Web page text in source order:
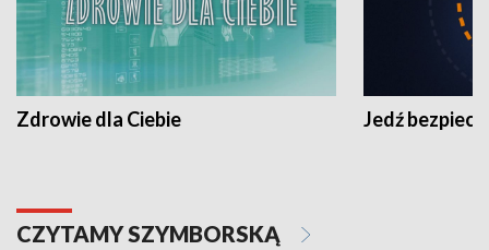
Zdrowie dla Ciebie Jedź
CZYTAMY SZYMBORSKĄ